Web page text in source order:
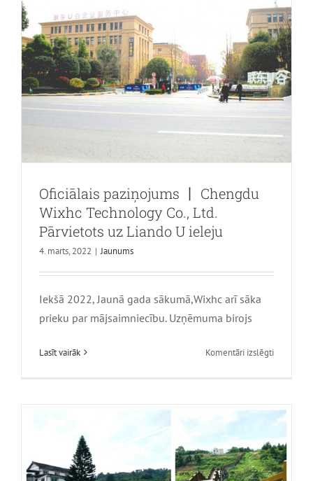
patentu
atļauju！
Oficiālais paziņojums 丨 Chengdu
Wixhc Technology Co., Ltd.
Pārvietots uz Liando U ieleju
4. marts, 2022 | Jaunums
Iekšā 2022, Jaunā gada sākumā,Wixhc arī sāka
prieku par mājsaimniecību. Uzņēmuma birojs
Lasīt vairāk Komentāri izslēgtiuz
Chengdu
Co.,
Ltd.
Dzīve ir ne tikai darbs, bet arī cilvēku
karnevāla grupa — Atcerieties
Longquanyi Peach dienas ceļojumu
Jaunums